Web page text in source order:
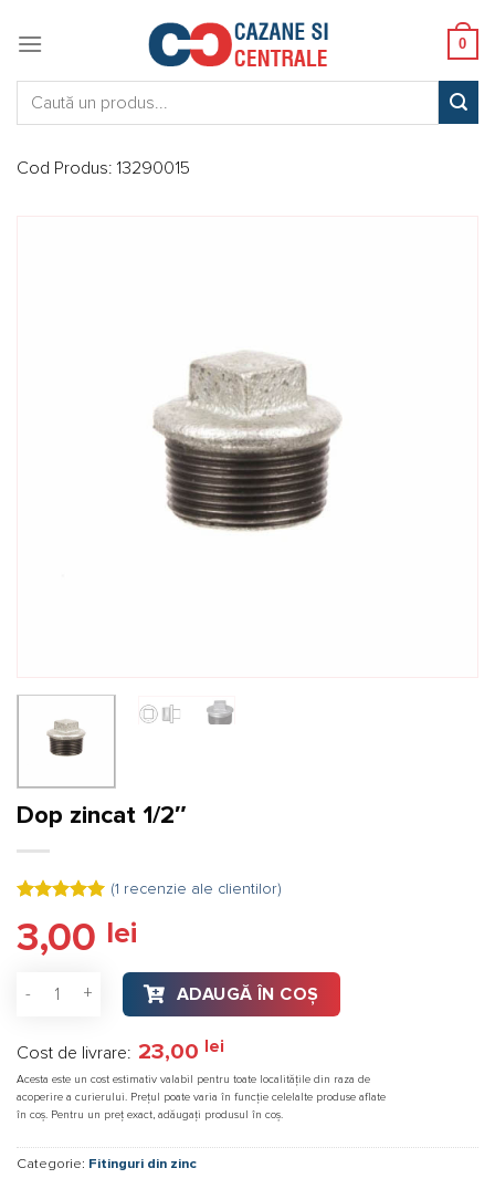
0
Cod Produs: 13290015
Dop zincat 1/2″
5.00 din 5
pe baza
singure
evaluări
(1 recenzie ale clientilor)
3,00 lei
Cantitate Dop zincat 1/2″
ADAUGĂ ÎN COȘ
Cost de livrare: 23,00 lei
Acesta este un cost estimativ valabil pentru toate localitățile din raza de
acoperire a curierului. Prețul poate varia în funcție celelalte produse aflate
în coș. Pentru un preț exact, adăugați produsul în coș.
Categorie: Fitinguri din zinc